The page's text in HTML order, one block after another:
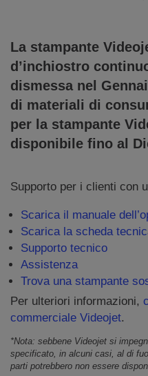
La stampante
d’inchiostro
dismessa nel
di materiali di
per la stampante
disponibile fino al
Supporto per i clienti con
Scarica il manuale
Scarica la scheda
Supporto tecnico
Assistenza
Trova una stampante
Per ulteriori informazioni,
commerciale Videojet.
*Nota: sebbene Videojet si
specificato, in alcuni casi, al di
parti potrebbero non essere